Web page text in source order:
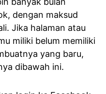
dengan maksud
Jika halaman atau
miliki belum memiliki
yang baru,
dibawah ini.